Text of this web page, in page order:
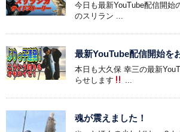
今日も最新YouTube配信開始
のスリラン ...
最新YouTube配信開始を
本日も大久保 幸三の最新
らせします
魂が震えました！